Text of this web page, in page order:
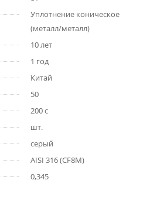
Уплотнение коническое
(металл/металл)
10 лет
1 год
Китай
50
200 с
шт.
серый
AISI 316 (CF8M)
0,345